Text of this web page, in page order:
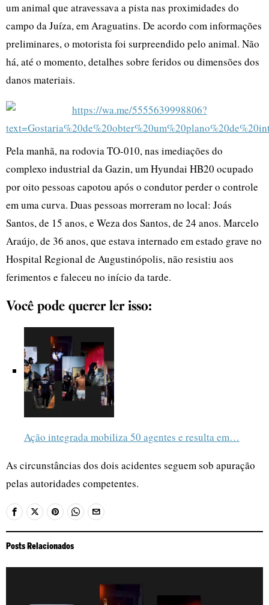
um animal que atravessava a pista nas proximidades do
campo da Juíza, em Araguatins. De acordo com informações
preliminares, o motorista foi surpreendido pelo animal. Não
há, até o momento, detalhes sobre feridos ou dimensões dos
danos materiais.
Pela manhã, na rodovia TO-010, nas imediações do
complexo industrial da Gazin, um Hyundai HB20 ocupado
por oito pessoas capotou após o condutor perder o controle
em uma curva. Duas pessoas morreram no local: Joás
Santos, de 15 anos, e Weza dos Santos, de 24 anos. Marcelo
Araújo, de 36 anos, que estava internado em estado grave no
Hospital Regional de Augustinópolis, não resistiu aos
ferimentos e faleceu no início da tarde.
Você pode querer ler isso:
Ação integrada mobiliza 50 agentes e resulta em…
As circunstâncias dos dois acidentes seguem sob apuração
pelas autoridades competentes.
Posts Relacionados